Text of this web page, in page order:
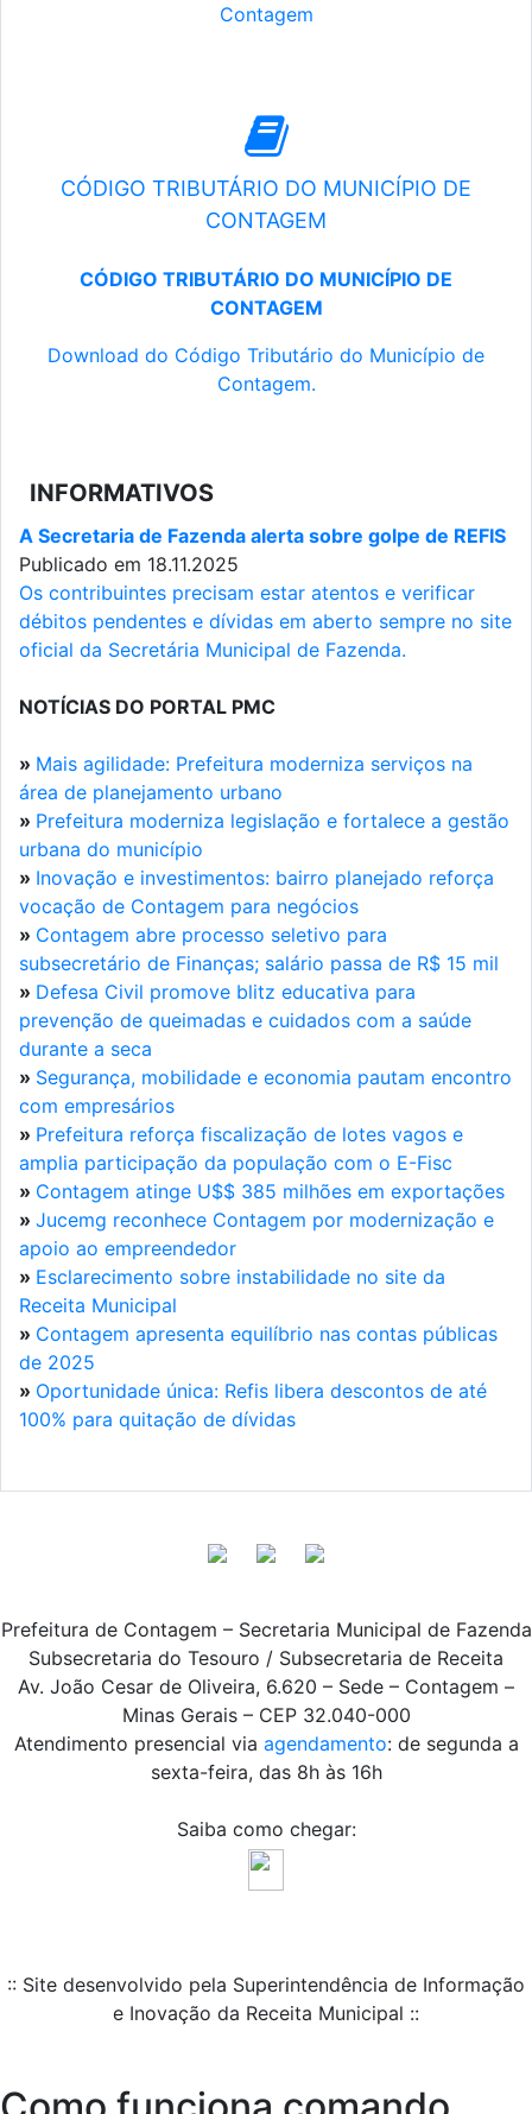
Contagem
CÓDIGO TRIBUTÁRIO DO MUNICÍPIO DE
CONTAGEM
CÓDIGO TRIBUTÁRIO DO MUNICÍPIO DE
CONTAGEM
Download do Código Tributário do Município de
Contagem.
INFORMATIVOS
A Secretaria de Fazenda alerta sobre golpe de REFIS
Publicado em 18.11.2025
Os contribuintes precisam estar atentos e verificar
débitos pendentes e dívidas em aberto sempre no site
oficial da Secretária Municipal de Fazenda.
NOTÍCIAS DO PORTAL PMC
» Mais agilidade: Prefeitura moderniza serviços na
área de planejamento urbano
» Prefeitura moderniza legislação e fortalece a gestão
urbana do município
» Inovação e investimentos: bairro planejado reforça
vocação de Contagem para negócios
» Contagem abre processo seletivo para
subsecretário de Finanças; salário passa de R$ 15 mil
» Defesa Civil promove blitz educativa para
prevenção de queimadas e cuidados com a saúde
durante a seca
» Segurança, mobilidade e economia pautam encontro
com empresários
» Prefeitura reforça fiscalização de lotes vagos e
amplia participação da população com o E-Fisc
» Contagem atinge U$$ 385 milhões em exportações
» Jucemg reconhece Contagem por modernização e
apoio ao empreendedor
» Esclarecimento sobre instabilidade no site da
Receita Municipal
» Contagem apresenta equilíbrio nas contas públicas
de 2025
» Oportunidade única: Refis libera descontos de até
100% para quitação de dívidas
Prefeitura de Contagem – Secretaria Municipal de Fazenda
Subsecretaria do Tesouro / Subsecretaria de Receita
Av. João Cesar de Oliveira, 6.620 – Sede – Contagem –
Minas Gerais – CEP 32.040-000
Atendimento presencial via agendamento: de segunda a
sexta-feira, das 8h às 16h
Saiba como chegar:
:: Site desenvolvido pela Superintendência de Informação
e Inovação da Receita Municipal ::